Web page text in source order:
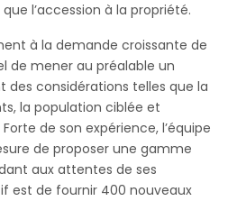
l’accession à la propriété.
à la demande croissante de
de mener au préalable un
des considérations telles que la
la population ciblée et
de son expérience, l’équipe
de proposer une gamme
aux attentes de ses
est de fournir 400 nouveaux